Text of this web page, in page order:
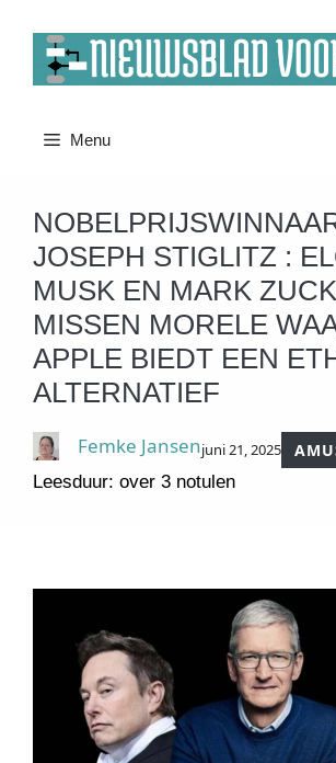
naar
Menu
JOSEPH STIGLITZ :
MUSK EN MARK
MISSEN MORELE
APPLE BIEDT EEN
ALTERNATIEF
Femke Jansenjuni 21, 2025
Leesduur: over 3 notulen